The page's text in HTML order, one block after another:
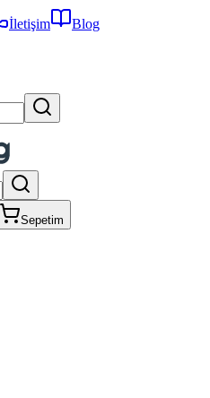
İletişim
Blog
Sepetim